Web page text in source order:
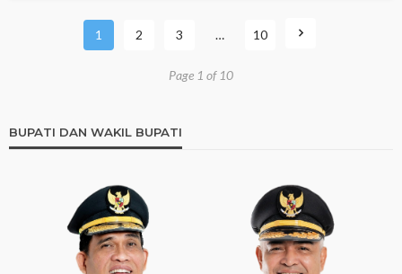
1 2 3 … 10
Page 1 of 10
BUPATI DAN WAKIL BUPATI